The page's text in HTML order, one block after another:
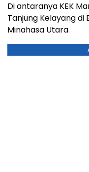
Di antaranya KEK
Tanjung Kelayang di
Minahasa Utara.